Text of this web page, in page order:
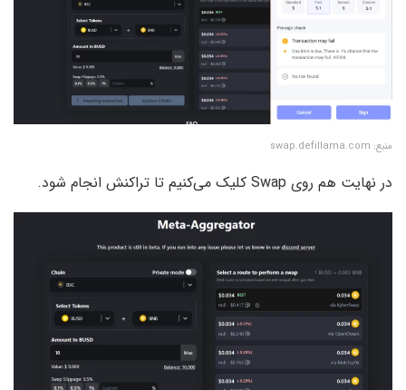
منبع: swap.defillama.com
در نهایت هم روی Swap کلیک می‌کنیم تا تراکنش انجام شود.